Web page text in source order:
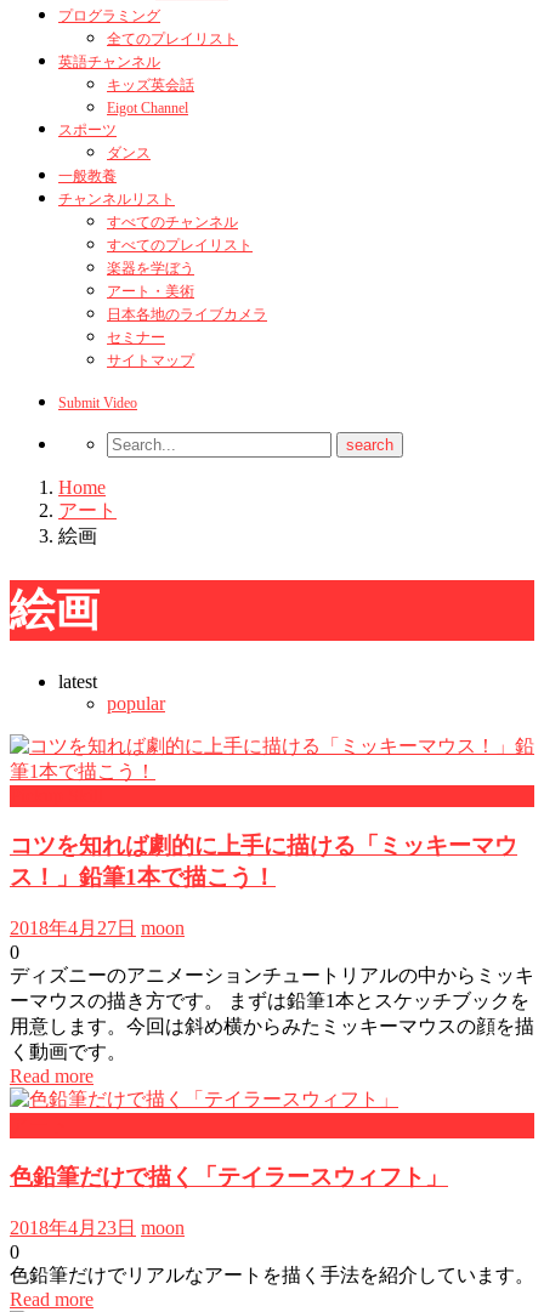
プログラミング
全てのプレイリスト
英語チャンネル
キッズ英会話
Eigot Channel
スポーツ
ダンス
一般教養
チャンネルリスト
すべてのチャンネル
すべてのプレイリスト
楽器を学ぼう
アート・美術
日本各地のライブカメラ
セミナー
サイトマップ
Submit Video
Home
アート
絵画
絵画
latest
popular
コツを知れば劇的に上手に描ける「ミッキーマウ
ス！」鉛筆1本で描こう！
2018年4月27日 moon
0
ディズニーのアニメーションチュートリアルの中からミッキ
ーマウスの描き方です。 まずは鉛筆1本とスケッチブックを
用意します。今回は斜め横からみたミッキーマウスの顔を描
く動画です。
Read more
色鉛筆だけで描く「テイラースウィフト」
2018年4月23日 moon
0
色鉛筆だけでリアルなアートを描く手法を紹介しています。
Read more